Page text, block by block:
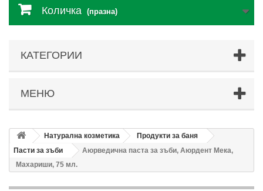
Количка (празна)
КАТЕГОРИИ
МЕНЮ
Натурална козметика
Продукти за баня
Пасти за зъби
Аюрведична паста за зъби, Аюрдент Мека,
Махариши, 75 мл.